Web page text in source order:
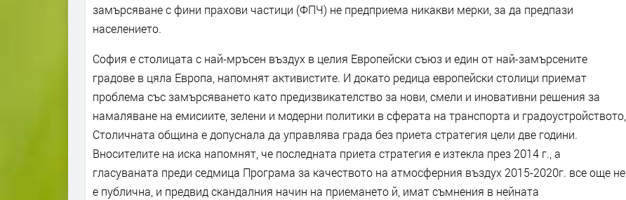
замърсяване с фини прахови частици (ФПЧ) не предприема никакви мерки, за да предпази
населението.
София е столицата с най-мръсен въздух в целия Европейски съюз и един от най-замърсените
градове в цяла Европа, напомнят активистите. И докато редица европейски столици приемат
проблема със замърсяването като предизвикателство за нови, смели и иновативни решения за
намаляване на емисиите, зелени и модерни политики в сферата на транспорта и градоустройството,
Столичната община е допуснала да управлява града без приета стратегия цели две години.
Вносителите на иска напомнят, че последната приета стратегия е изтекла през 2014 г., а
гласуваната преди седмица Програма за качеството на атмосферния въздух 2015-2020г. все още не
е публична, и предвид скандалния начин на приемането й, имат съмнения в нейната